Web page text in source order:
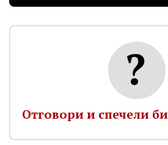
Отговори и спечели